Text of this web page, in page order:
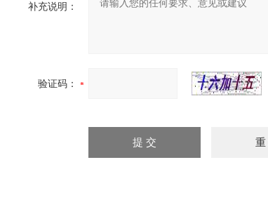
补充说明：
验证码：